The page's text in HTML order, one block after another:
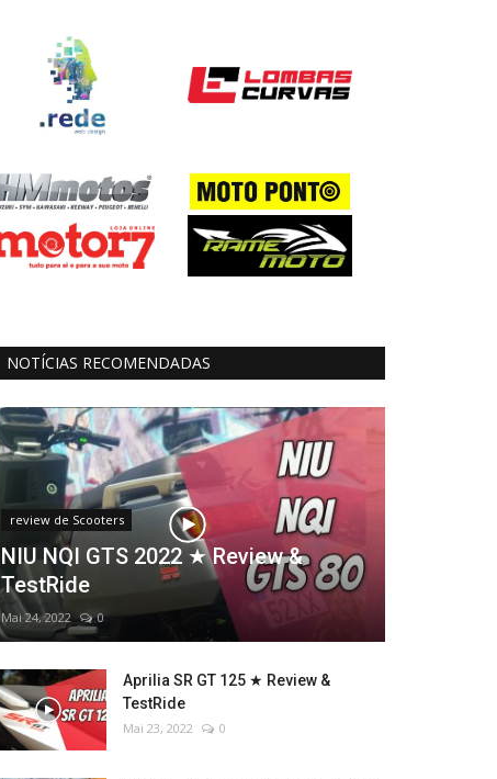
NOTÍCIAS RECOMENDADAS
review de Scooters
NIU NQI GTS 2022 ★ Review &
TestRide
Mai 24, 2022 0
Aprilia SR GT 125 ★ Review &
TestRide
Mai 23, 2022 0